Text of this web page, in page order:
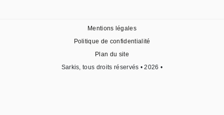
Sarkis, tous droits réservés • 2026 •
Mentions légales
Politique de confidentialité
Plan du site